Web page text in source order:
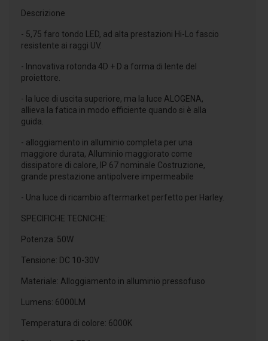
Descrizione
- 5,75 faro tondo LED, ad alta prestazioni Hi-Lo fascio
resistente ai raggi UV.
- Innovativa rotonda 4D + D a forma di lente del
proiettore.
- la luce di uscita superiore, ma la luce ALOGENA,
allieva la fatica in modo efficiente quando si è alla
guida.
- alloggiamento in alluminio completa per una
maggiore durata, Alluminio maggiorato come
dissipatore di calore, IP 67 nominale Costruzione,
grande prestazione antipolvere impermeabile
- Una luce di ricambio aftermarket perfetto per Harley.
SPECIFICHE TECNICHE:
Potenza: 50W
Tensione: DC 10-30V
Materiale: Alloggiamento in alluminio pressofuso
Lumens: 6000LM
Temperatura di colore: 6000K